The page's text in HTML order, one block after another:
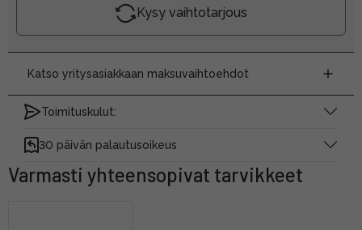
Kysy vaihtotarjous
Katso yritysasiakkaan maksuvaihtoehdot
Toimituskulut:
30 päivän palautusoikeus
Varmasti yhteensopivat tarvikkeet